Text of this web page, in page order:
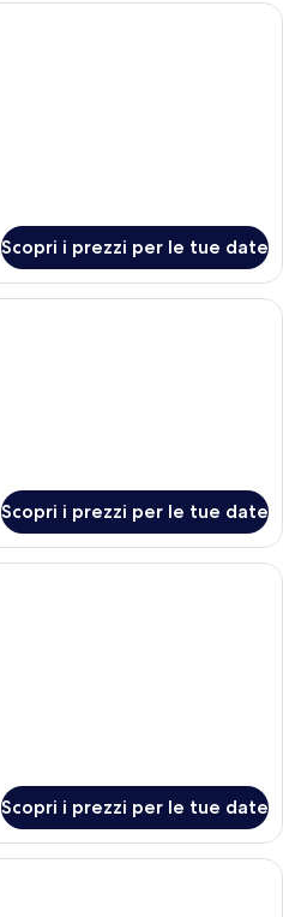
Una camera d'hotel con un letto, un
Scopri i prezzi per le tue date
Una camera da letto con un letto
Scopri i prezzi per le tue date
Una camera d'albergo con due letti,
Scopri i prezzi per le tue date
Un'ampia camera d'albergo con un